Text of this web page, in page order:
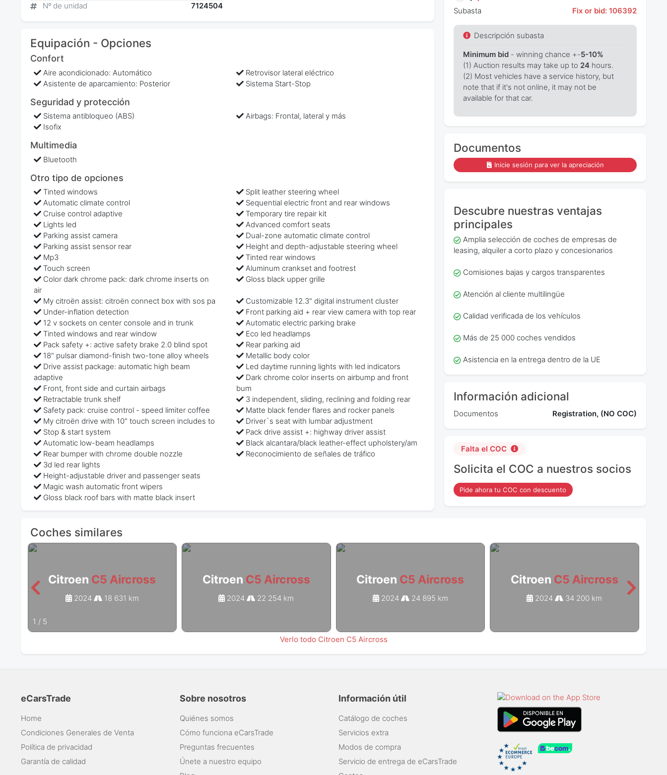
Subasta Fix or bid: 106392
Descripción subasta
Minimum bid- winning chance +-5-10%
(1) Auction results may take up to 24hours.
(2) Most vehicles have a service history, but
note that if it's not online, it may not be
available for that car.
Documentos
Inicie sesión para ver la apreciación
Descubre nuestras ventajas
principales
Amplia selección de coches de empresas de
leasing, alquiler a corto plazo y concesionarios
Comisiones bajas y cargos transparentes
Atención al cliente multilingüe
Calidad verificada de los vehículos
Más de 25 000 coches vendidos
Asistencia en la entrega dentro de la UE
Información adicional
Documentos Registration, (NO COC)
Falta el COC
Solicita el COC a nuestros socios
Pide ahora tu COC con descuento
Nº de unidad
7124504
Equipación - Opciones
Confort
Aire acondicionado: Automático
Retrovisor lateral eléctrico
Asistente de aparcamiento: Posterior
Sistema Start-Stop
Seguridad y protección
Sistema antibloqueo (ABS)
Airbags: Frontal, lateral y más
Isofix
Multimedia
Bluetooth
Otro tipo de opciones
Tinted windows
Automatic climate control
Cruise control adaptive
Lights led
Parking assist camera
Parking assist sensor rear
Mp3
Touch screen
Color dark chrome pack: dark chrome inserts on
air
Split leather steering wheel
Sequential electric front and rear windows
Temporary tire repair kit
Advanced comfort seats
Dual-zone automatic climate control
Height and depth-adjustable steering wheel
Tinted rear windows
Aluminum crankset and footrest
Gloss black upper grille
My citroën assist: citroën connect box with sos pa
Under-inflation detection
12 v sockets on center console and in trunk
Tinted windows and rear window
Pack safety +: active safety brake 2.0 blind spot
18" pulsar diamond-finish two-tone alloy wheels
Drive assist package: automatic high beam
adaptive
Front, front side and curtain airbags
Retractable trunk shelf
Customizable 12.3" digital instrument cluster
Front parking aid + rear view camera with top rear
Automatic electric parking brake
Eco led headlamps
Rear parking aid
Metallic body color
Led daytime running lights with led indicators
Dark chrome color inserts on airbump and front
bum
3 independent, sliding, reclining and folding rear
Safety pack: cruise control - speed limiter coffee
My citroën drive with 10" touch screen includes to
Stop & start system
Automatic low-beam headlamps
Rear bumper with chrome double nozzle
3d led rear lights
Height-adjustable driver and passenger seats
Magic wash automatic front wipers
Gloss black roof bars with matte black insert
Matte black fender flares and rocker panels
Driver`s seat with lumbar adjustment
Pack drive assist +: highway driver assist
Black alcantara/black leather-effect upholstery/am
Reconocimiento de señales de tráfico
Coches similares
Citroen C5 Aircross
2024 18 631 km
Citroen C5 Aircross
2024 22 254 km
Citroen C5 Aircross
2024 24 895 km
Citroen C5 Aircross
2024 34 200 km
1 / 5
Verlo todo Citroen C5 Aircross
eCarsTrade
Home
Condiciones Generales de Venta
Política de privacidad
Garantía de calidad
Sobre nosotros
Quiénes somos
Cómo funciona eCarsTrade
Preguntas frecuentes
Únete a nuestro equipo
Información útil
Catálogo de coches
Servicios extra
Modos de compra
Servicio de entrega de eCarsTrade